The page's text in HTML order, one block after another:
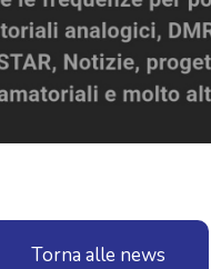
Torna alle news